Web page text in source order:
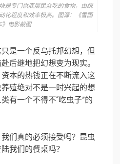
是专门供底层民众吃的食物，由统
化程度和效率极高。图源：《雪国
》电影截图
是一个反乌托邦幻想，但
后继地把幻想变为现实。
本的热钱正在不断流入这
殖绝对不是一时兴起的想
有一个不得不“吃虫子”的
们真的必须接受吗？昆虫
我们的餐桌吗？